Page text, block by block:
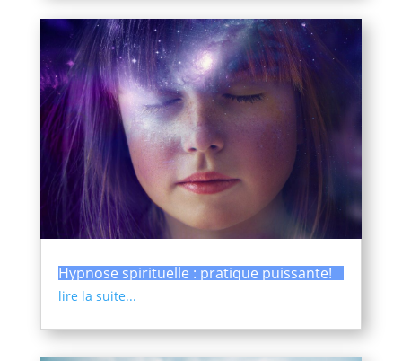
Hypnose spirituelle : pratique puissante!
lire la suite...